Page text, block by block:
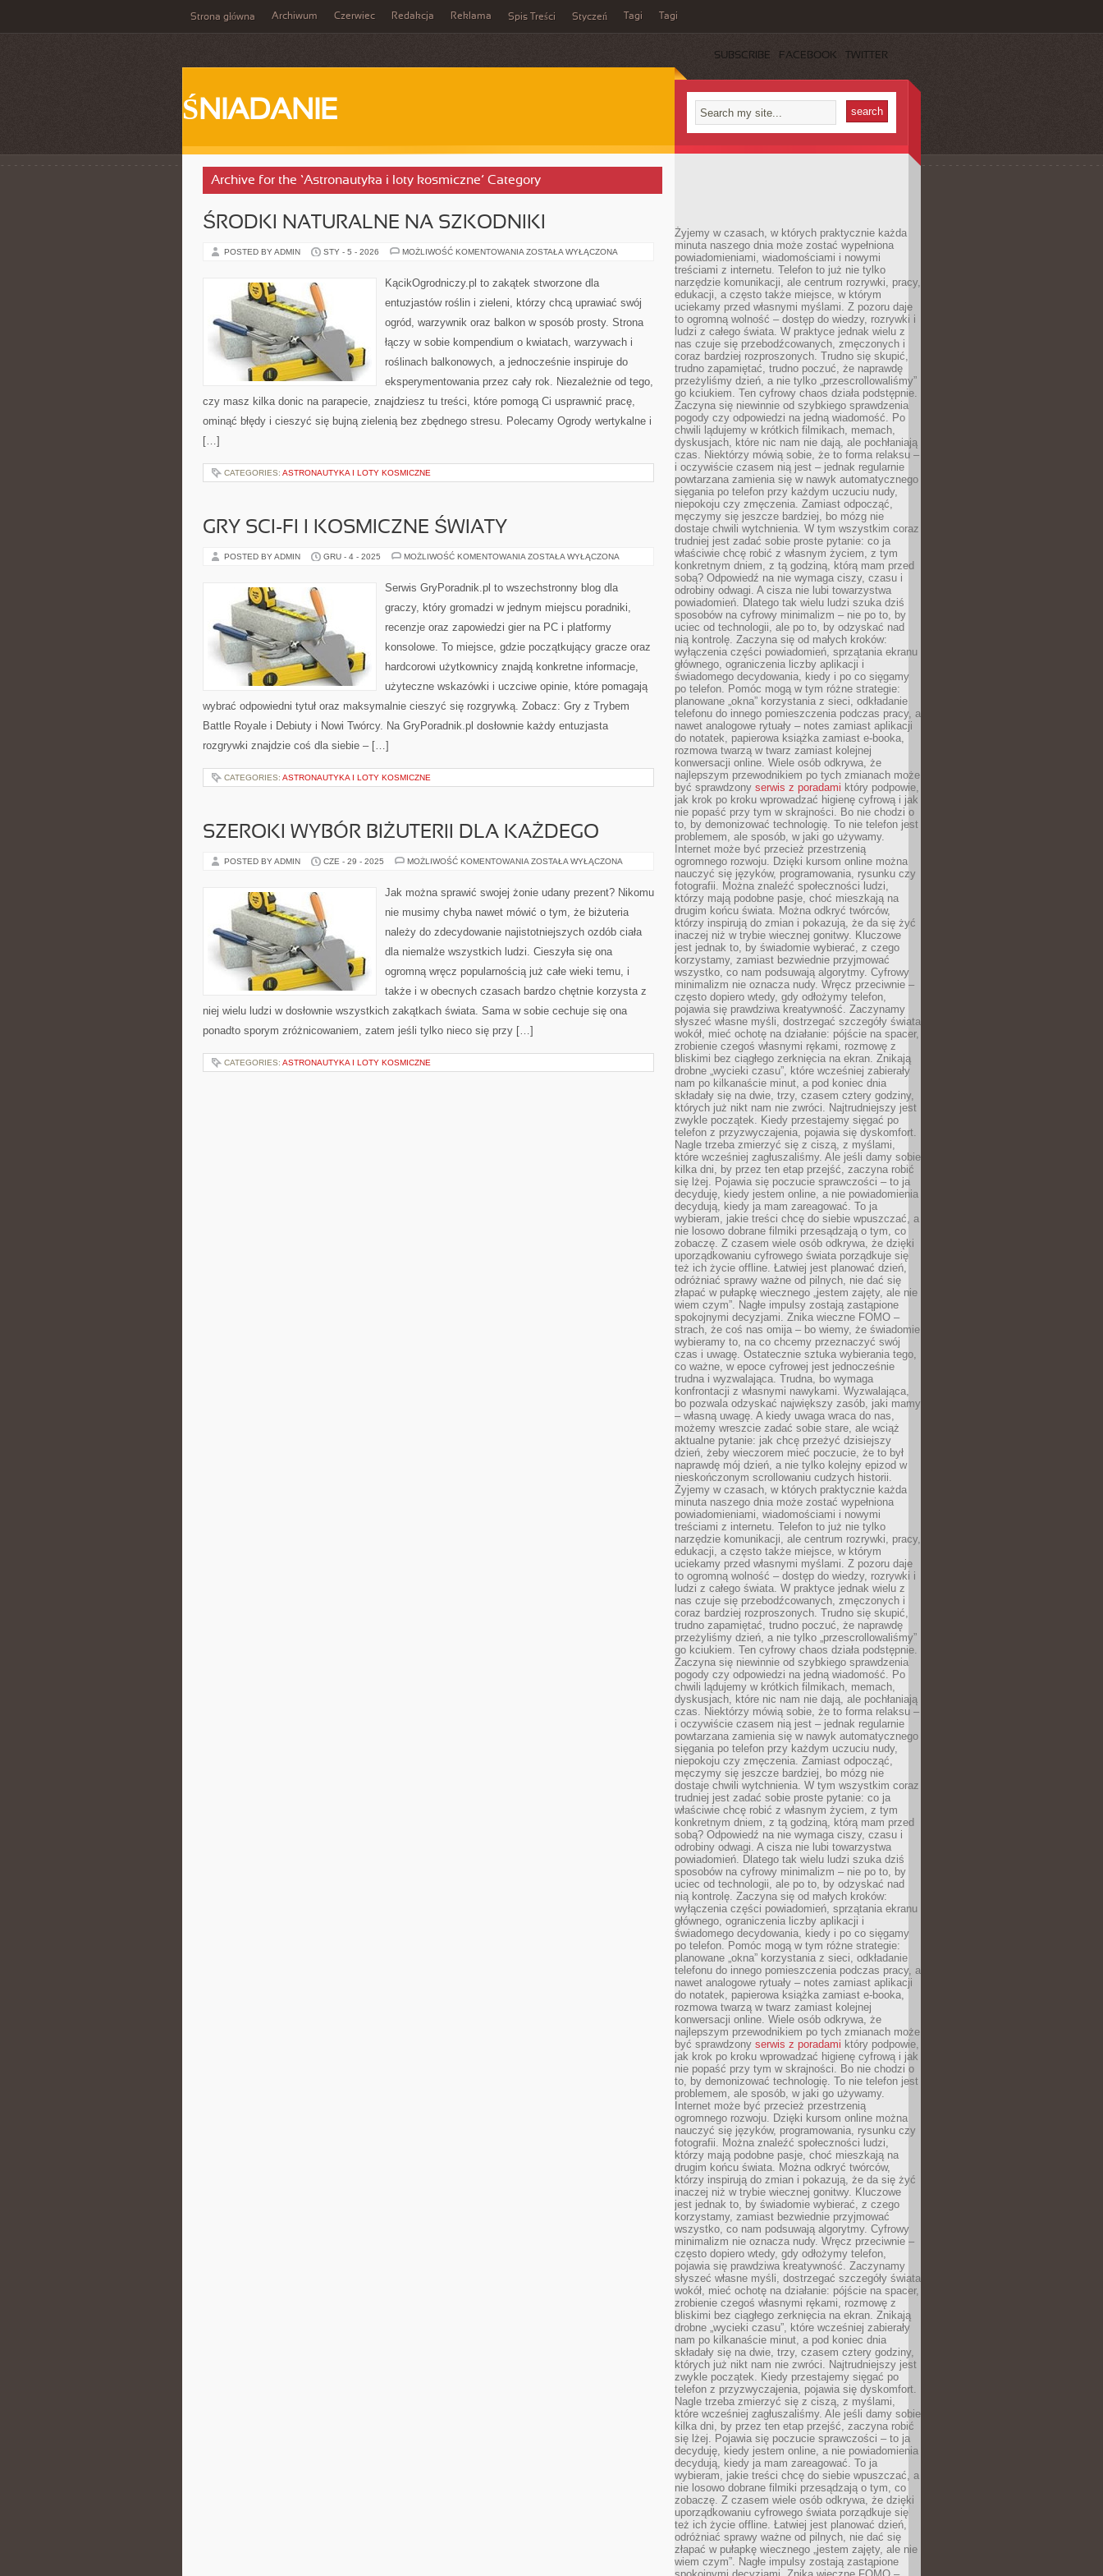
Strona główna Archiwum Czerwiec Redakcja Reklama Spis Treści Styczeń Tagi Tagi
SUBSCRIBE FACEBOOK TWITTER
ŚNIADANIE
Archive for the ‘Astronautyka i loty kosmiczne’ Category
ŚRODKI NATURALNE NA SZKODNIKI
POSTED BY ADMIN STY - 5 - 2026 MOŻLIWOŚĆ KOMENTOWANIA ŚRODKI
SZKODNIKI
ZOSTAŁA WYŁĄCZONA
KącikOgrodniczy.pl to zakątek stworzone dla
entuzjastów roślin i zieleni, którzy chcą uprawiać swój
ogród, warzywnik oraz balkon w sposób prosty. Strona
łączy w sobie kompendium o kwiatach, warzywach i
roślinach balkonowych, a jednocześnie inspiruje do
eksperymentowania przez cały rok. Niezależnie od tego,
czy masz kilka donic na parapecie, znajdziesz tu treści, które pomogą Ci usprawnić pracę,
ominąć błędy i cieszyć się bujną zielenią bez zbędnego stresu. Polecamy Ogrody wertykalne i
[…]
CATEGORIES: ASTRONAUTYKA I LOTY KOSMICZNE
GRY SCI-FI I KOSMICZNE ŚWIATY
POSTED BY ADMIN GRU - 4 - 2025 MOŻLIWOŚĆ KOMENTOWANIA GRY
KOSMICZNE
ZOSTAŁA WYŁĄCZONA
Serwis GryPoradnik.pl to wszechstronny blog dla
graczy, który gromadzi w jednym miejscu poradniki,
recenzje oraz zapowiedzi gier na PC i platformy
konsolowe. To miejsce, gdzie początkujący gracze oraz
hardcorowi użytkownicy znajdą konkretne informacje,
użyteczne wskazówki i uczciwe opinie, które pomagają
wybrać odpowiedni tytuł oraz maksymalnie cieszyć się rozgrywką. Zobacz: Gry z Trybem
Battle Royale i Debiuty i Nowi Twórcy. Na GryPoradnik.pl dosłownie każdy entuzjasta
rozgrywki znajdzie coś dla siebie – […]
CATEGORIES: ASTRONAUTYKA I LOTY KOSMICZNE
SZEROKI WYBÓR BIŻUTERII DLA KAŻDEGO
POSTED BY ADMIN CZE - 29 - 2025 MOŻLIWOŚĆ KOMENTOWANIA SZEROKI
DLA
KAŻDEGO
ZOSTAŁA WYŁĄCZONA
Jak można sprawić swojej żonie udany prezent? Nikomu
nie musimy chyba nawet mówić o tym, że biżuteria
należy do zdecydowanie najistotniejszych ozdób ciała
dla niemalże wszystkich ludzi. Cieszyła się ona
ogromną wręcz popularnością już całe wieki temu, i
także i w obecnych czasach bardzo chętnie korzysta z
niej wielu ludzi w dosłownie wszystkich zakątkach świata. Sama w sobie cechuje się ona
ponadto sporym zróżnicowaniem, zatem jeśli tylko nieco się przy […]
CATEGORIES: ASTRONAUTYKA I LOTY KOSMICZNE
Żyjemy w czasach, w których praktycznie każda
minuta naszego dnia może zostać wypełniona
powiadomieniami, wiadomościami i nowymi
treściami z internetu. Telefon to już nie tylko
narzędzie komunikacji, ale centrum rozrywki, pracy,
edukacji, a często także miejsce, w którym
uciekamy przed własnymi myślami. Z pozoru daje
to ogromną wolność – dostęp do wiedzy, rozrywki i
ludzi z całego świata. W praktyce jednak wielu z
nas czuje się przebodźcowanych, zmęczonych i
coraz bardziej rozproszonych. Trudno się skupić,
trudno zapamiętać, trudno poczuć, że naprawdę
przeżyliśmy dzień, a nie tylko „przescrollowaliśmy”
go kciukiem. Ten cyfrowy chaos działa podstępnie.
Zaczyna się niewinnie od szybkiego sprawdzenia
pogody czy odpowiedzi na jedną wiadomość. Po
chwili lądujemy w krótkich filmikach, memach,
dyskusjach, które nic nam nie dają, ale pochłaniają
czas. Niektórzy mówią sobie, że to forma relaksu –
i oczywiście czasem nią jest – jednak regularnie
powtarzana zamienia się w nawyk automatycznego
sięgania po telefon przy każdym uczuciu nudy,
niepokoju czy zmęczenia. Zamiast odpocząć,
męczymy się jeszcze bardziej, bo mózg nie
dostaje chwili wytchnienia. W tym wszystkim coraz
trudniej jest zadać sobie proste pytanie: co ja
właściwie chcę robić z własnym życiem, z tym
konkretnym dniem, z tą godziną, którą mam przed
sobą? Odpowiedź na nie wymaga ciszy, czasu i
odrobiny odwagi. A cisza nie lubi towarzystwa
powiadomień. Dlatego tak wielu ludzi szuka dziś
sposobów na cyfrowy minimalizm – nie po to, by
uciec od technologii, ale po to, by odzyskać nad
nią kontrolę. Zaczyna się od małych kroków:
wyłączenia części powiadomień, sprzątania ekranu
głównego, ograniczenia liczby aplikacji i
świadomego decydowania, kiedy i po co sięgamy
po telefon. Pomóc mogą w tym różne strategie:
planowane „okna” korzystania z sieci, odkładanie
telefonu do innego pomieszczenia podczas pracy, a
nawet analogowe rytuały – notes zamiast aplikacji
do notatek, papierowa książka zamiast e-booka,
rozmowa twarzą w twarz zamiast kolejnej
konwersacji online. Wiele osób odkrywa, że
najlepszym przewodnikiem po tych zmianach może
być sprawdzony serwis z poradami który podpowie,
jak krok po kroku wprowadzać higienę cyfrową i jak
nie popaść przy tym w skrajności. Bo nie chodzi o
to, by demonizować technologię. To nie telefon jest
problemem, ale sposób, w jaki go używamy.
Internet może być przecież przestrzenią
ogromnego rozwoju. Dzięki kursom online można
nauczyć się języków, programowania, rysunku czy
fotografii. Można znaleźć społeczności ludzi,
którzy mają podobne pasje, choć mieszkają na
drugim końcu świata. Można odkryć twórców,
którzy inspirują do zmian i pokazują, że da się żyć
inaczej niż w trybie wiecznej gonitwy. Kluczowe
jest jednak to, by świadomie wybierać, z czego
korzystamy, zamiast bezwiednie przyjmować
wszystko, co nam podsuwają algorytmy. Cyfrowy
minimalizm nie oznacza nudy. Wręcz przeciwnie –
często dopiero wtedy, gdy odłożymy telefon,
pojawia się prawdziwa kreatywność. Zaczynamy
słyszeć własne myśli, dostrzegać szczegóły świata
wokół, mieć ochotę na działanie: pójście na spacer,
zrobienie czegoś własnymi rękami, rozmowę z
bliskimi bez ciągłego zerknięcia na ekran. Znikają
drobne „wycieki czasu”, które wcześniej zabierały
nam po kilkanaście minut, a pod koniec dnia
składały się na dwie, trzy, czasem cztery godziny,
których już nikt nam nie zwróci. Najtrudniejszy jest
zwykle początek. Kiedy przestajemy sięgać po
telefon z przyzwyczajenia, pojawia się dyskomfort.
Nagle trzeba zmierzyć się z ciszą, z myślami,
które wcześniej zagłuszaliśmy. Ale jeśli damy sobie
kilka dni, by przez ten etap przejść, zaczyna robić
się lżej. Pojawia się poczucie sprawczości – to ja
decyduję, kiedy jestem online, a nie powiadomienia
decydują, kiedy ja mam zareagować. To ja
wybieram, jakie treści chcę do siebie wpuszczać, a
nie losowo dobrane filmiki przesądzają o tym, co
zobaczę. Z czasem wiele osób odkrywa, że dzięki
uporządkowaniu cyfrowego świata porządkuje się
też ich życie offline. Łatwiej jest planować dzień,
odróżniać sprawy ważne od pilnych, nie dać się
złapać w pułapkę wiecznego „jestem zajęty, ale nie
wiem czym”. Nagłe impulsy zostają zastąpione
spokojnymi decyzjami. Znika wieczne FOMO –
strach, że coś nas omija – bo wiemy, że świadomie
wybieramy to, na co chcemy przeznaczyć swój
czas i uwagę. Ostatecznie sztuka wybierania tego,
co ważne, w epoce cyfrowej jest jednocześnie
trudna i wyzwalająca. Trudna, bo wymaga
konfrontacji z własnymi nawykami. Wyzwalająca,
bo pozwala odzyskać największy zasób, jaki mamy
– własną uwagę. A kiedy uwaga wraca do nas,
możemy wreszcie zadać sobie stare, ale wciąż
aktualne pytanie: jak chcę przeżyć dzisiejszy
dzień, żeby wieczorem mieć poczucie, że to był
naprawdę mój dzień, a nie tylko kolejny epizod w
nieskończonym scrollowaniu cudzych historii.
Żyjemy w czasach, w których praktycznie każda
minuta naszego dnia może zostać wypełniona
powiadomieniami, wiadomościami i nowymi
treściami z internetu. Telefon to już nie tylko
narzędzie komunikacji, ale centrum rozrywki, pracy,
edukacji, a często także miejsce, w którym
uciekamy przed własnymi myślami. Z pozoru daje
to ogromną wolność – dostęp do wiedzy, rozrywki i
ludzi z całego świata. W praktyce jednak wielu z
nas czuje się przebodźcowanych, zmęczonych i
coraz bardziej rozproszonych. Trudno się skupić,
trudno zapamiętać, trudno poczuć, że naprawdę
przeżyliśmy dzień, a nie tylko „przescrollowaliśmy”
go kciukiem. Ten cyfrowy chaos działa podstępnie.
Zaczyna się niewinnie od szybkiego sprawdzenia
pogody czy odpowiedzi na jedną wiadomość. Po
chwili lądujemy w krótkich filmikach, memach,
dyskusjach, które nic nam nie dają, ale pochłaniają
czas. Niektórzy mówią sobie, że to forma relaksu –
i oczywiście czasem nią jest – jednak regularnie
powtarzana zamienia się w nawyk automatycznego
sięgania po telefon przy każdym uczuciu nudy,
niepokoju czy zmęczenia. Zamiast odpocząć,
męczymy się jeszcze bardziej, bo mózg nie
dostaje chwili wytchnienia. W tym wszystkim coraz
trudniej jest zadać sobie proste pytanie: co ja
właściwie chcę robić z własnym życiem, z tym
konkretnym dniem, z tą godziną, którą mam przed
sobą? Odpowiedź na nie wymaga ciszy, czasu i
odrobiny odwagi. A cisza nie lubi towarzystwa
powiadomień. Dlatego tak wielu ludzi szuka dziś
sposobów na cyfrowy minimalizm – nie po to, by
uciec od technologii, ale po to, by odzyskać nad
nią kontrolę. Zaczyna się od małych kroków:
wyłączenia części powiadomień, sprzątania ekranu
głównego, ograniczenia liczby aplikacji i
świadomego decydowania, kiedy i po co sięgamy
po telefon. Pomóc mogą w tym różne strategie:
planowane „okna” korzystania z sieci, odkładanie
telefonu do innego pomieszczenia podczas pracy, a
nawet analogowe rytuały – notes zamiast aplikacji
do notatek, papierowa książka zamiast e-booka,
rozmowa twarzą w twarz zamiast kolejnej
konwersacji online. Wiele osób odkrywa, że
najlepszym przewodnikiem po tych zmianach może
być sprawdzony serwis z poradami który podpowie,
jak krok po kroku wprowadzać higienę cyfrową i jak
nie popaść przy tym w skrajności. Bo nie chodzi o
to, by demonizować technologię. To nie telefon jest
problemem, ale sposób, w jaki go używamy.
Internet może być przecież przestrzenią
ogromnego rozwoju. Dzięki kursom online można
nauczyć się języków, programowania, rysunku czy
fotografii. Można znaleźć społeczności ludzi,
którzy mają podobne pasje, choć mieszkają na
drugim końcu świata. Można odkryć twórców,
którzy inspirują do zmian i pokazują, że da się żyć
inaczej niż w trybie wiecznej gonitwy. Kluczowe
jest jednak to, by świadomie wybierać, z czego
korzystamy, zamiast bezwiednie przyjmować
wszystko, co nam podsuwają algorytmy. Cyfrowy
minimalizm nie oznacza nudy. Wręcz przeciwnie –
często dopiero wtedy, gdy odłożymy telefon,
pojawia się prawdziwa kreatywność. Zaczynamy
słyszeć własne myśli, dostrzegać szczegóły świata
wokół, mieć ochotę na działanie: pójście na spacer,
zrobienie czegoś własnymi rękami, rozmowę z
bliskimi bez ciągłego zerknięcia na ekran. Znikają
drobne „wycieki czasu”, które wcześniej zabierały
nam po kilkanaście minut, a pod koniec dnia
składały się na dwie, trzy, czasem cztery godziny,
których już nikt nam nie zwróci. Najtrudniejszy jest
zwykle początek. Kiedy przestajemy sięgać po
telefon z przyzwyczajenia, pojawia się dyskomfort.
Nagle trzeba zmierzyć się z ciszą, z myślami,
które wcześniej zagłuszaliśmy. Ale jeśli damy sobie
kilka dni, by przez ten etap przejść, zaczyna robić
się lżej. Pojawia się poczucie sprawczości – to ja
decyduję, kiedy jestem online, a nie powiadomienia
decydują, kiedy ja mam zareagować. To ja
wybieram, jakie treści chcę do siebie wpuszczać, a
nie losowo dobrane filmiki przesądzają o tym, co
zobaczę. Z czasem wiele osób odkrywa, że dzięki
uporządkowaniu cyfrowego świata porządkuje się
też ich życie offline. Łatwiej jest planować dzień,
odróżniać sprawy ważne od pilnych, nie dać się
złapać w pułapkę wiecznego „jestem zajęty, ale nie
wiem czym”. Nagłe impulsy zostają zastąpione